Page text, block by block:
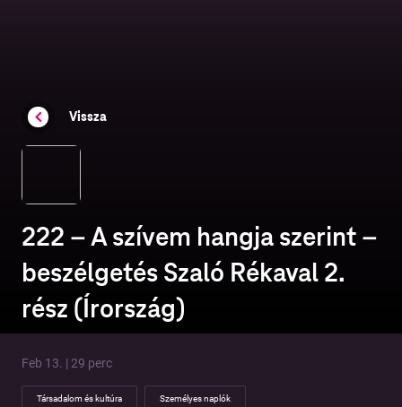
Vissza
222 – A szívem hangja szerint –
beszélgetés Szaló Rékaval 2.
rész (Írország)
Feb 13. | 29 perc
Társadalom és kultúra Személyes naplók